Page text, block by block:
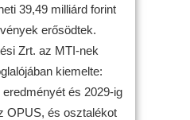
39,49 milliárd forint
erősödtek.
Zrt. az MTI-nek
kiemelte:
és 2029-ig
OPUS, és osztalékot